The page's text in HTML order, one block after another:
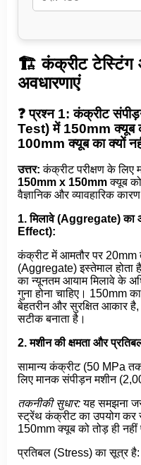
🏗️ कंक्रीट टेस्टिंग
अवधारणाएं
❓ प्रश्न 1: कंक्रीट
Test) में 150mm क्यूब
100mm क्यूब का क्यों
उत्तर: कंक्रीट परीक्षण के
150mm x 150mmक्यूब
वैज्ञानिक और व्यावहारिक
1. मिलावे (Aggregate) का
Effect):
कंक्रीट में आमतौर पर
(Aggregate) इस्तेमाल
का न्यूनतम आयाम मिलावे के
गुना होना चाहिए। 150mm
बेहतरीन और सुरक्षित आकार है,
सटीक बनाता है।
2. मशीन की क्षमता और
सामान्य कंक्रीट (50 MPa
लिए मानक संपीड़न मशीन
तकनीकी सुधार:यह समझना
स्ट्रेंथ कंक्रीट का उपयोग कर
150mm क्यूब को तोड़ ही
प्रतिबल (Stress) का सूत्र है: